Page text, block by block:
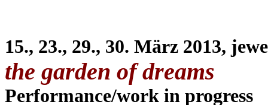
15., 23., 29., 30. März 2013,
the garden of dreams
Performance/work in progress